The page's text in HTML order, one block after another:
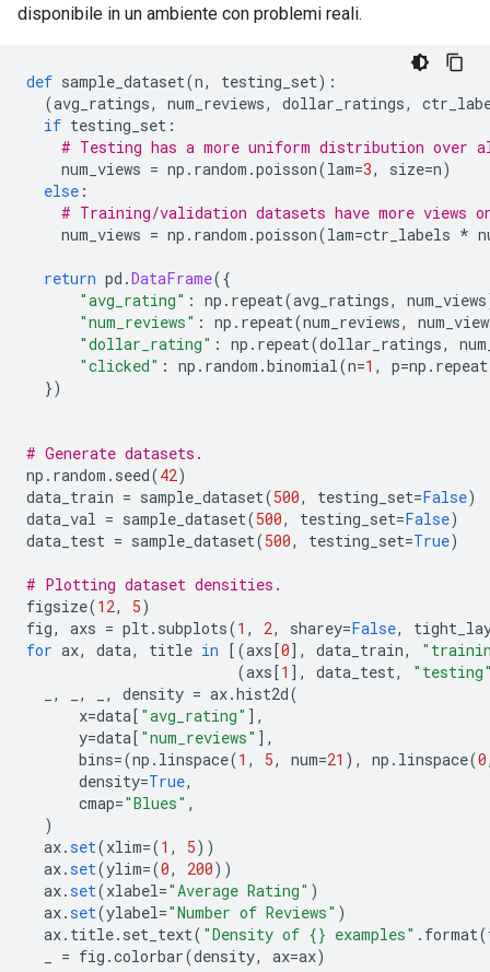
disponibile in un ambiente con problemi reali.
def sample_dataset(n, testing_set):
(avg_ratings, num_reviews, dollar_ratings,
if testing_set :
# Testing has a more uniform distribution over
num_views = np . random .poisson(lam=3, size=n)
else :
# Training/validation datasets have more views
num_views = np . random .poisson(lam=ctr_labels *
return pd .DataFrame({
"avg_rating" : np . repeat(avg_ratings, num_views
"num_reviews" : np . repeat(num_reviews,
"dollar_rating" : np . repeat(dollar_ratings,
"clicked" : np . random .binomial(n=1 , p=np . repeat
})
# Generate datasets.
np . random . seed(42)
data_train = sample_dataset(500, testing_set=False)
data_val = sample_dataset(500, testing_set=False)
data_test = sample_dataset(500, testing_set=True)
# Plotting dataset densities.
figsize(12, 5)
fig, axs = plt. subplots(1 , 2, sharey=False,
for ax, data, title in [(axs [0], data_train,
(axs [1 ], data_test,
, , , density = ax.hist2d(
x=data [ "avg_rating" ],
y=data [ "num_reviews" ],
bins=(np . linspace(1 , 5, num=21 ), np . linspace(0
density=True,
cmap="Blues" ,
)
ax.set(xlim=(1 , 5))
ax.set(ylim=(0, 200))
ax.set(xlabel="Average Rating" )
ax.set(ylabel="Number of Reviews" )
ax. title. set_text( "Density of {} examples" . format(
= fig .colorbar(density, ax=ax)